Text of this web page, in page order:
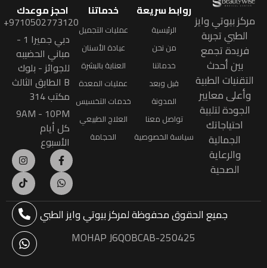
مركز بيوتي وايز
الطبي تجربة
فريدة تجمع
بين أحدث
التقنيات الطبية
وأعلى معايير
الجودة لتلبية
احتياجاتك
الجمالية
والرعاية
الصحية
روابط سريعة
الرئيسية
من نحن
خدماتنا
قبل وبعد
المدونة
تواصل معنا
سياسة الخصوصية
خدماتنا
عمليات التجميل
عيادة الأسنان
العناية بالبشرة
عمليات المعدة
خدمات التخسيس
العلاج الطبيعي
الحجامة
احجز موعدك
9710502773120+
دبي جميرا 1 -
مباني الحضيبه
للجوائز - بلوك
B الطابق الثالث
مكتب 314
9AM - 10PM
كل أيام
الأسبوع
جميع الحقوق محفوظةلمركز بيوتي وايز الطبي
MOHAP J6QOBCAB-250425